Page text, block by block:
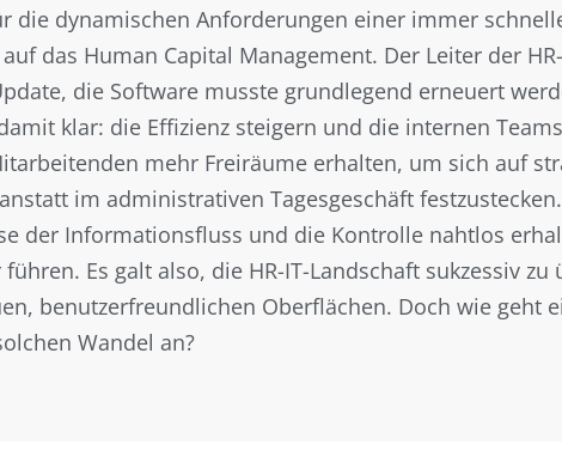
die dynamischen Anforderungen einer immer
das Human Capital Management. Der Leiter der
die Software musste grundlegend erneuert
klar: die Effizienz steigern und die internen
mehr Freiräume erhalten, um sich auf
im administrativen Tagesgeschäft
der Informationsfluss und die Kontrolle nahtlos
Es galt also, die HR-IT-Landschaft sukzessiv
benutzerfreundlichen Oberflächen. Doch wie geht
Wandel an?